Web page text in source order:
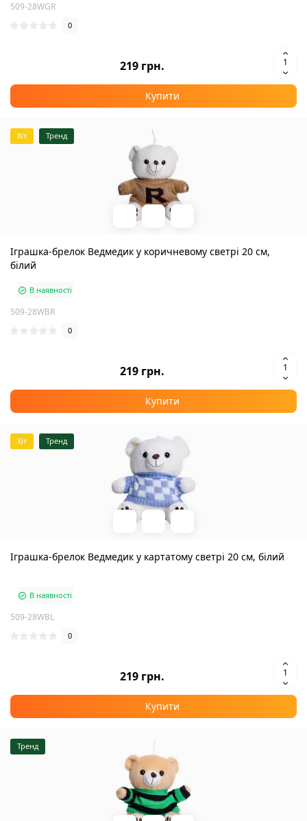
509-28WGR
0
219 грн.
Купити
Хіт Тренд
Іграшка-брелок Ведмедик у коричневому светрі 20 см,
білий
В наявності
509-28WBR
0
219 грн.
Купити
Хіт Тренд
Іграшка-брелок Ведмедик у картатому светрі 20 см, білий
В наявності
509-28WBL
0
219 грн.
Купити
Тренд